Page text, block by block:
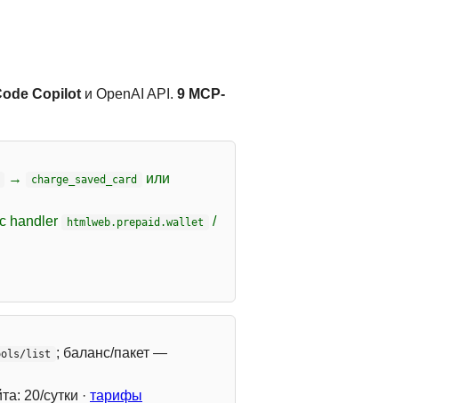
Copilotи OpenAI API. 9 MCP-
→ charge_saved_card
или
с handler htmlweb.prepaid.wallet /
list ; баланс/пакет —
20/сутки · тарифы